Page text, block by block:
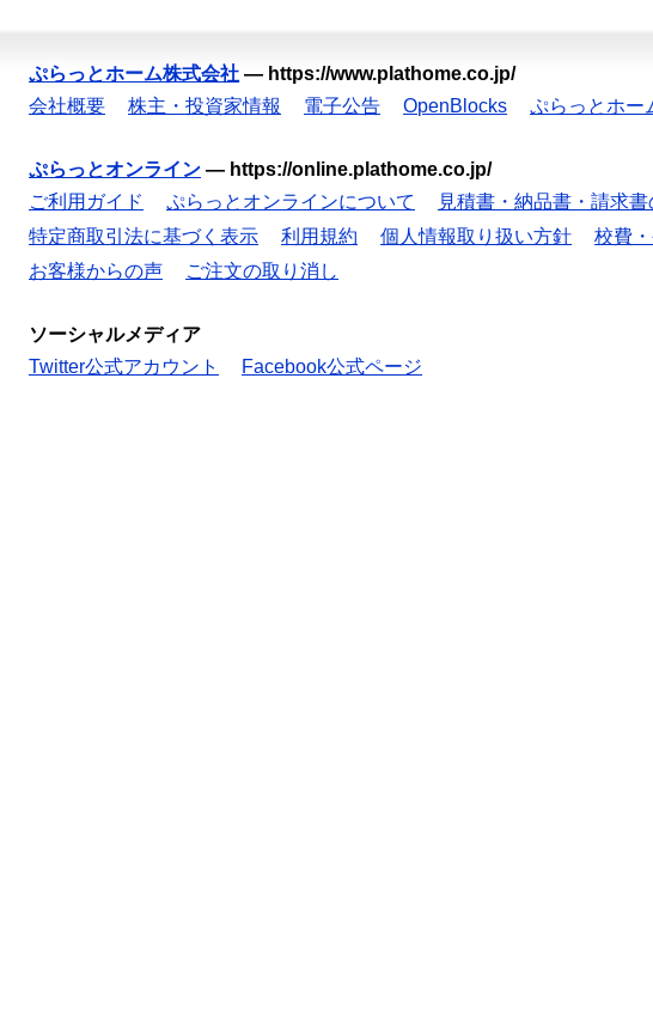
ぷらっとホーム株式会社 — https://www.plathome.co.jp/
会社概要
株主・投資家情報 電子公告 OpenBlocks ぷらっとホー
ぷらっとオンライン — https://online.plathome.co.jp/
ご利用ガイド
ぷらっとオンラインについて 見積書・納品書・請求
特定商取引法に基づく表示
利用規約 個人情報取り扱い方針 校費
お客様からの声
ご注文の取り消し
ソーシャルメディア
Twitter公式アカウント
Facebook公式ページ